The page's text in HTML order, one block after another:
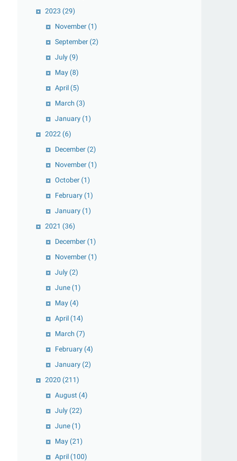
2023 (29)
November (1)
September (2)
July (9)
May (8)
April (5)
March (3)
January (1)
2022 (6)
December (2)
November (1)
October (1)
February (1)
January (1)
2021 (36)
December (1)
November (1)
July (2)
June (1)
May (4)
April (14)
March (7)
February (4)
January (2)
2020 (211)
August (4)
July (22)
June (1)
May (21)
April (100)